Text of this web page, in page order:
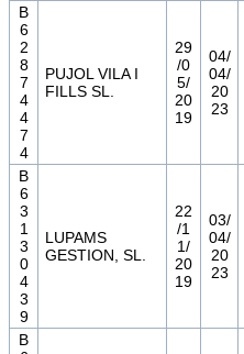
B
6
2
8
7
4
4
7
4
PUJOL VILA I
FILLS SL.
29
/0
5/
20
19
04/
04/
20
23
B
6
3
1
3
0
4
3
9
LUPAMS
GESTION, SL.
22
/1
1/
20
19
03/
04/
20
23
B